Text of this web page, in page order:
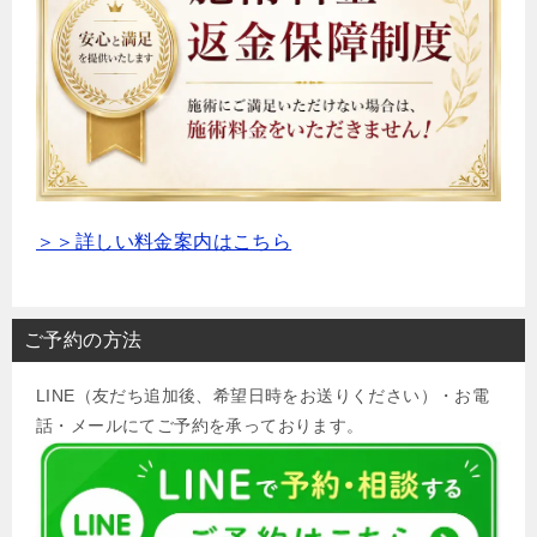
＞＞詳しい料金案内はこちら
ご予約の方法
LINE（友だち追加後、希望日時をお送りください）・お電
話・メールにてご予約を承っております。